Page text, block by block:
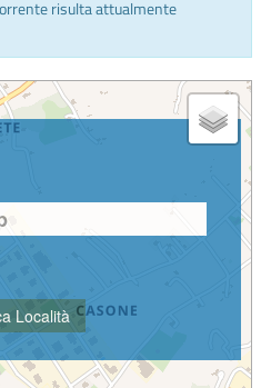
risulta attualmente